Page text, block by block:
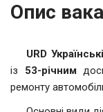
Опис
URD
із 53-річним
ремонту